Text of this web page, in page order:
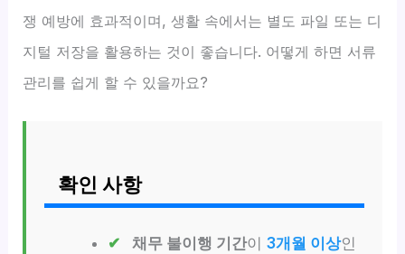
쟁 예방에 효과적이며, 생활 속에서는 별도 파일 또는 디
지털 저장을 활용하는 것이 좋습니다. 어떻게 하면 서류
관리를 쉽게 할 수 있을까요?
확인 사항
채무 불이행 기간이 3개월 이상인